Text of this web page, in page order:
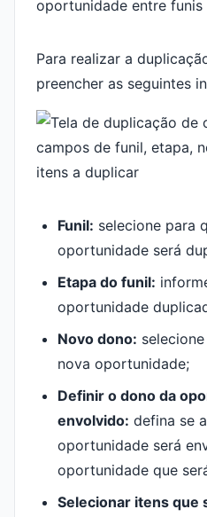
Para realizar a
preencher as seguintes
Funil: selecione para
oportunidade será
Etapa do funil:
oportunidade
Novo dono:
nova oportunidade;
Definir o dono da
envolvido: defina se
oportunidade será
oportunidade que
Selecionar itens que